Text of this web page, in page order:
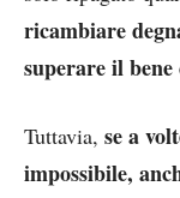
ricambiare
superare il
Tuttavia, se a
impossibile,